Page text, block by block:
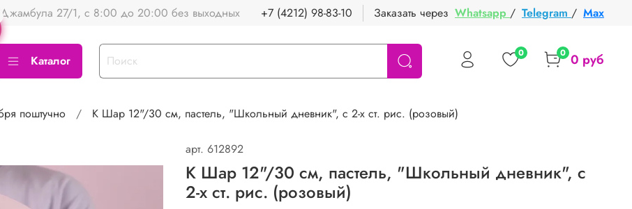
27/1, с 8:00 до 20:00 без выходных +7 (4212) 98-83-10 Заказать через Whatsapp / Telegram / Max
Каталог 0 0 0 руб
поштучно K Шар 12"/30 см, пастель, "Школьный дневник", с 2-х ст. рис. (розовый)
арт. 612892
K Шар 12"/30 см, пастель, "Школьный дневник", с
2-х ст. рис. (розовый)